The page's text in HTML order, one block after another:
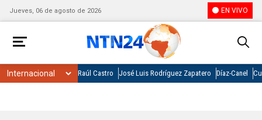
Jueves, 06 de agosto de 2026 EN VIVO
Raúl Castro José Luis Rodríguez Zapatero Díaz-Canel